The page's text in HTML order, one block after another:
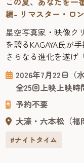
編- リマスター・ロ
ムシアター】2026年
星空写真家・映像ク
を誇るKAGAYA氏が
さらなる進化を遂げ
バージョン』として
きます。 ニュージ
ア山、ウユニ塩湖な
影した世界各地の星
の臨場...
2026年7月22日（
全25回上映上映時
予約不要
大濠・六本松（福
#ナイトタイム